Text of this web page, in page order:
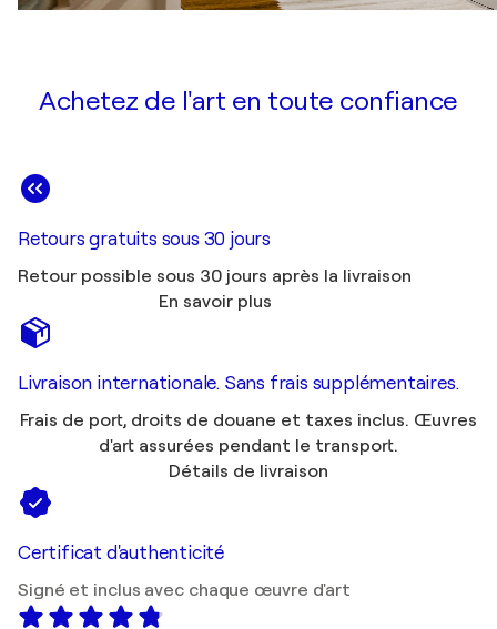
Achetez de l'art en toute confiance
Retours gratuits sous 30 jours
Retour possible sous 30 jours après la livraison
En savoir plus
Livraison internationale. Sans frais supplémentaires.
Frais de port, droits de douane et taxes inclus. Œuvres
d'art assurées pendant le transport.
Détails de livraison
Certificat d'authenticité
Signé et inclus avec chaque œuvre d'art